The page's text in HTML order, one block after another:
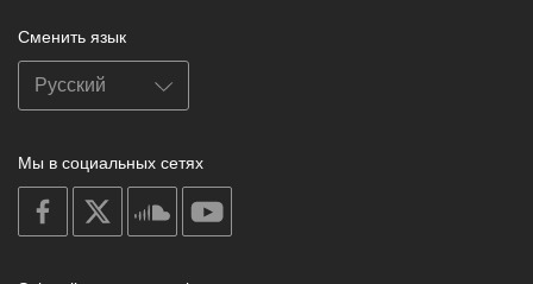
Сменить язык
Мы в социальных сетях
on
facebook
soundcloud